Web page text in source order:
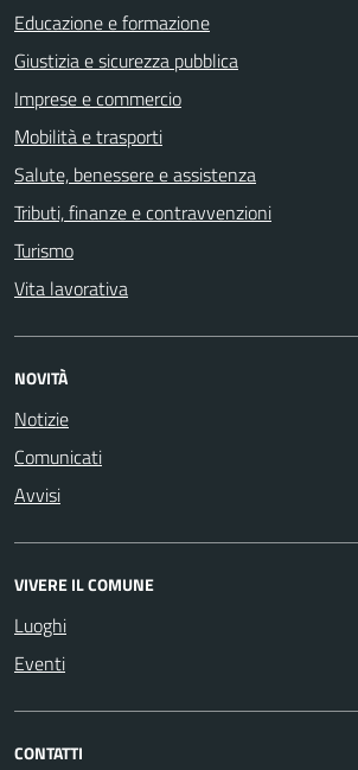
Educazione e formazione
Giustizia e sicurezza pubblica
Imprese e commercio
Mobilità e trasporti
Salute, benessere e assistenza
Tributi, finanze e contravvenzioni
Turismo
Vita lavorativa
NOVITÀ
Notizie
Comunicati
Avvisi
VIVERE IL COMUNE
Luoghi
Eventi
CONTATTI